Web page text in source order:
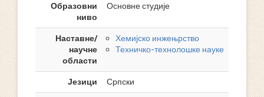
Образовни
ниво
Основне студије
Наставне/
научне
области
Хемијско инжењрство
Техничко-технолошке науке
Језици
Српски